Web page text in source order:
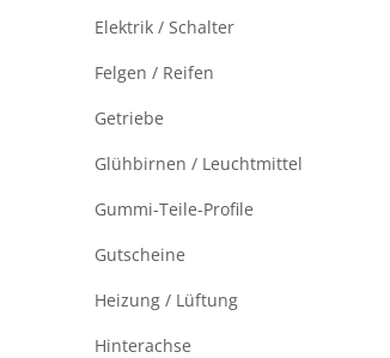
Elektrik / Schalter
Felgen / Reifen
Getriebe
Glühbirnen / Leuchtmittel
Gummi-Teile-Profile
Gutscheine
Heizung / Lüftung
Hinterachse